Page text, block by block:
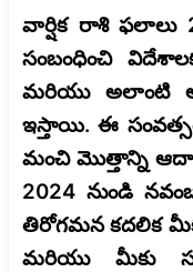
వార్షిక రాశి ఫలాలు
సంబంధించి
మరియు అలాంటి
ఇస్తాయి. ఈ
మంచి మొత్తాన్ని ఆదా
2024 నుండి
తిరోగమన కదలిక
మరియు మీకు